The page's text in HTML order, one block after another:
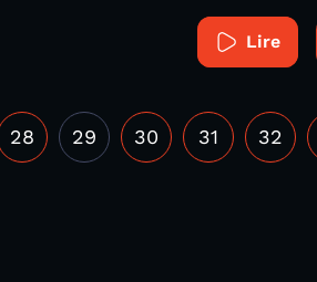
Lire
28 29 30 31 32